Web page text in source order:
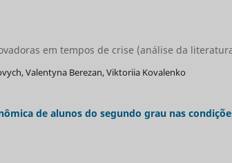
em tempos de crise (análise da
Valentyna Berezan, Viktoriia Kovalenko
de alunos do segundo grau nas